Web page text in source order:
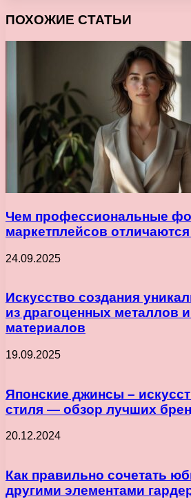
ПОХОЖИЕ СТАТЬИ
Чем профессиональные
маркетплейсов
24.09.2025
Искусство создания
из драгоценных металлов
материалов
19.09.2025
Японские джинсы –
стиля — обзор лучших
20.12.2024
Как правильно сочетать
другими элементами